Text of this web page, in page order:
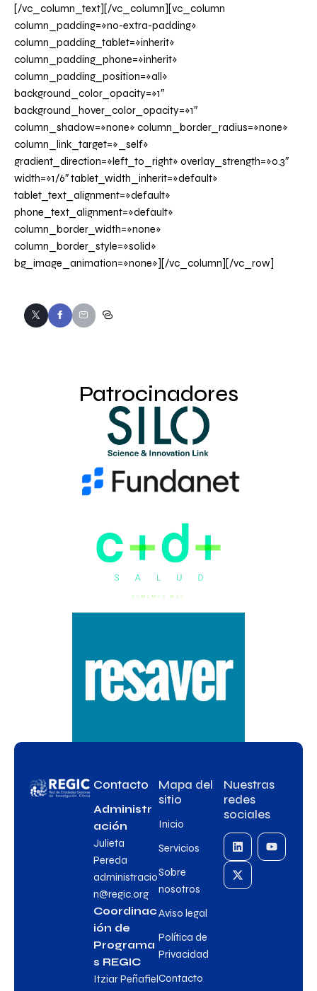
[/vc_column_text][/vc_column][vc_column
column_padding=»no-extra-padding»
column_padding_tablet=»inherit»
column_padding_phone=»inherit»
column_padding_position=»all»
background_color_opacity=»1″
background_hover_color_opacity=»1″
column_shadow=»none» column_border_radius=»none»
column_link_target=»_self»
gradient_direction=»left_to_right» overlay_strength=»0.3″
width=»1/6″ tablet_width_inherit=»default»
tablet_text_alignment=»default»
phone_text_alignment=»default»
column_border_width=»none»
column_border_style=»solid»
bg_image_animation=»none»][/vc_column][/vc_row]
Patrocinadores
Contacto
Administr
ación
Julieta
Pereda
administracio
n@regic.org
Coordinac
ión de
Programa
s REGIC
Itziar Peñafiel
Mapa del
sitio
Inicio
Servicios
Sobre
nosotros
Aviso legal
Política de
Privacidad
Contacto
Nuestras
redes
sociales